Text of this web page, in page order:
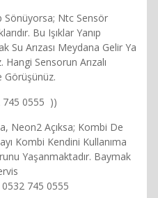
Sönüyorsa; Ntc Sensör
Bu Işıklar Yanıp
Su Arızası Meydana Gelir Ya
Sensorun Arızalı
Görüşünüz.
0555 ))
Neon2 Açıksa; Kombi De
Kombi Kendini Kullanıma
Yaşanmaktadır. Baymak
745 0555